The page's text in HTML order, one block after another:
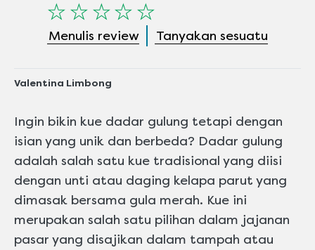
Tidak
ada
peringkat
untuk
Menulis review Tanyakan sesuatu
Valentina Limbong
Ingin bikin kue dadar gulung tetapi dengan
isian yang unik dan berbeda? Dadar gulung
adalah salah satu kue tradisional yang diisi
dengan unti atau daging kelapa parut yang
dimasak bersama gula merah. Kue ini
merupakan salah satu pilihan dalam jajanan
pasar yang disajikan dalam tampah atau